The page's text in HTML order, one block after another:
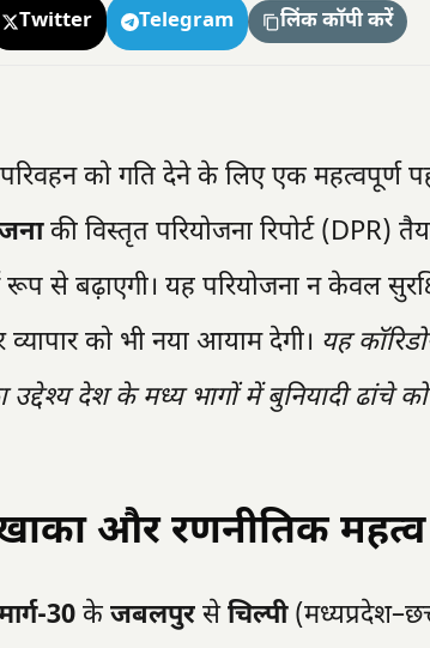
Twitter Telegram लिंक कॉपी करें
को गति देने के लिए एक महत्वपूर्ण
की विस्तृत परियोजना रिपोर्ट (DPR)
से बढ़ाएगी। यह परियोजना न केवल
को भी नया आयाम देगी। यह
देश के मध्य भागों में बुनियादी ढांचे
और रणनीतिक महत्व
30 के जबलपुर सेचिल्पी